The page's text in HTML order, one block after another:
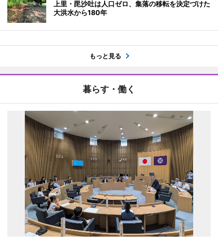
上里・毘沙吐は人口ゼロ、集落の移転を決定づけた
大洪水から180年
もっと見る
暮らす・働く